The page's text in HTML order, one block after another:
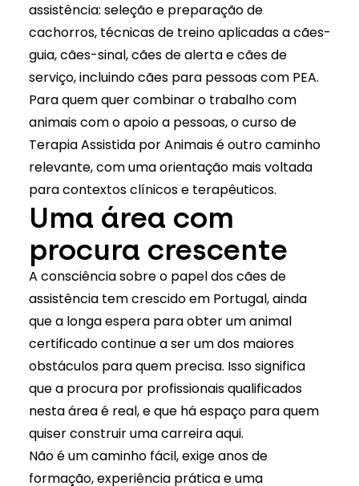
assistência: seleção e preparação de
cachorros, técnicas de treino aplicadas a cães-
guia, cães-sinal, cães de alerta e cães de
serviço, incluindo cães para pessoas com PEA.
Para quem quer combinar o trabalho com
animais com o apoio a pessoas, ocurso de
Terapia Assistida por Animaisé outro caminho
relevante, com uma orientação mais voltada
para contextos clínicos e terapêuticos.
Uma área com
procura crescente
A consciência sobre o papel dos cães de
assistência tem crescido em Portugal, ainda
que a longa espera para obter um animal
certificado continue a ser um dos maiores
obstáculos para quem precisa. Isso significa
que a procura por profissionais qualificados
nesta área é real, e que há espaço para quem
quiser construir uma carreira aqui.
Não é um caminho fácil, exige anos de
formação, experiência prática e uma